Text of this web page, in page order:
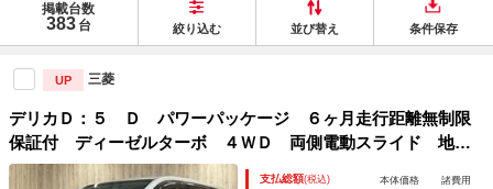
掲載台数
383 台 絞り込む 並び替え 条件保存
UP 三菱
デリカＤ：５ Ｄ パワーパッケージ ６ヶ月走行距離無制限
保証付 ディーゼルターボ ４ＷＤ 両側電動スライド 地デ
ジナビ クルーズコントロール ＨＩＤヘッドライト 禁煙
支払総額(税込) 本体価格 諸費用